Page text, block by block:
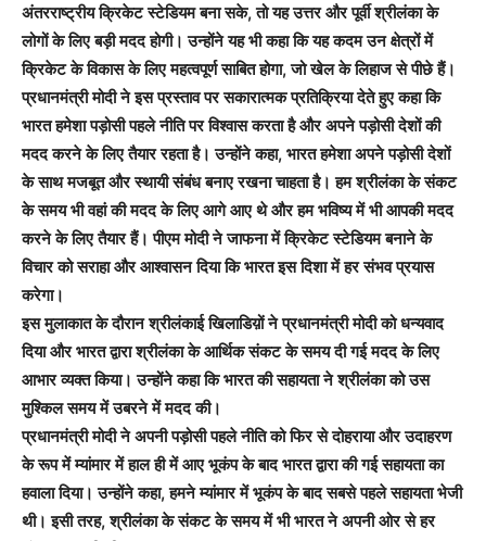
अंतरराष्ट्रीय क्रिकेट स्टेडियम बना सके, तो यह उत्तर और पूर्वी श्रीलंका के
लोगों के लिए बड़ी मदद होगी। उन्होंने यह भी कहा कि यह कदम उन क्षेत्रों में
क्रिकेट के विकास के लिए महत्वपूर्ण साबित होगा, जो खेल के लिहाज से पीछे हैं।
प्रधानमंत्री मोदी ने इस प्रस्ताव पर सकारात्मक प्रतिक्रिया देते हुए कहा कि
भारत हमेशा पड़ोसी पहले नीति पर विश्वास करता है और अपने पड़ोसी देशों की
मदद करने के लिए तैयार रहता है। उन्होंने कहा, भारत हमेशा अपने पड़ोसी देशों
के साथ मजबूत और स्थायी संबंध बनाए रखना चाहता है। हम श्रीलंका के संकट
के समय भी वहां की मदद के लिए आगे आए थे और हम भविष्य में भी आपकी मदद
करने के लिए तैयार हैं। पीएम मोदी ने जाफना में क्रिकेट स्टेडियम बनाने के
विचार को सराहा और आश्वासन दिया कि भारत इस दिशा में हर संभव प्रयास
करेगा।
इस मुलाकात के दौरान श्रीलंकाई खिलाडिय़ों ने प्रधानमंत्री मोदी को धन्यवाद
दिया और भारत द्वारा श्रीलंका के आर्थिक संकट के समय दी गई मदद के लिए
आभार व्यक्त किया। उन्होंने कहा कि भारत की सहायता ने श्रीलंका को उस
मुश्किल समय में उबरने में मदद की।
प्रधानमंत्री मोदी ने अपनी पड़ोसी पहले नीति को फिर से दोहराया और उदाहरण
के रूप में म्यांमार में हाल ही में आए भूकंप के बाद भारत द्वारा की गई सहायता का
हवाला दिया। उन्होंने कहा, हमने म्यांमार में भूकंप के बाद सबसे पहले सहायता भेजी
थी। इसी तरह, श्रीलंका के संकट के समय में भी भारत ने अपनी ओर से हर